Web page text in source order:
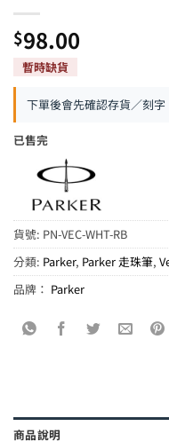
$98.00
下單後會先確認存貨／刻
已售完
貨號: PN-VEC-WHT-RB
分類: Parker, Parker 走珠筆,
品牌： Parker
商品說明